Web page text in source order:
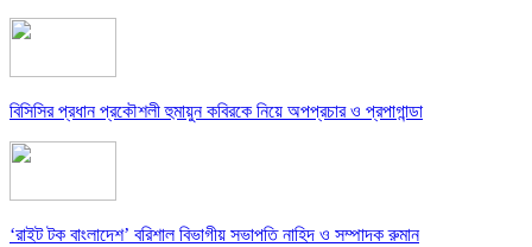
বিসিসির প্রধান প্রকৌশলী হুমায়ুন কবিরকে নিয়ে অপপ্রচার ও প্রপাগান্ডা
‘রাইট টক বাংলাদেশ’ বরিশাল বিভাগীয় সভাপতি নাহিদ ও সম্পাদক রুমান